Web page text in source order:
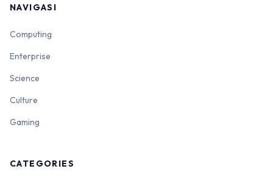
NAVIGASI
Computing
Enterprise
Science
Culture
Gaming
CATEGORIES